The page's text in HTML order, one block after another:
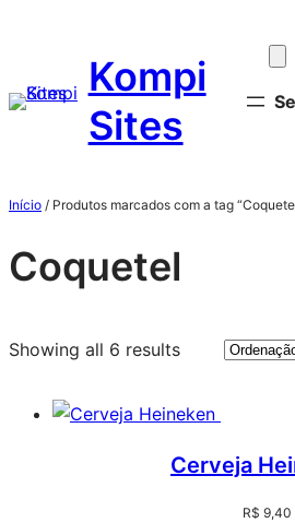
conteúdo
Kompi
Sites
Início / Produtos marcados com a tag
Coquetel
Showing all 6 results
Cerveja
R$ 9,40